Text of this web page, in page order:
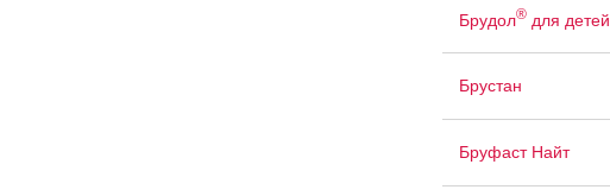
Брудол®для детей
Брустан
Бруфаст Найт